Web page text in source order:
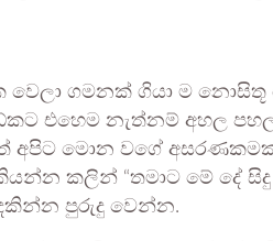
වෙලා ගමනක් ගියා ම
එහෙම නැත්නම් අහල
අපිට මොන වගේ
කලින් “තමාට මේ දේ සිදු
පුරුදු වෙන්න.